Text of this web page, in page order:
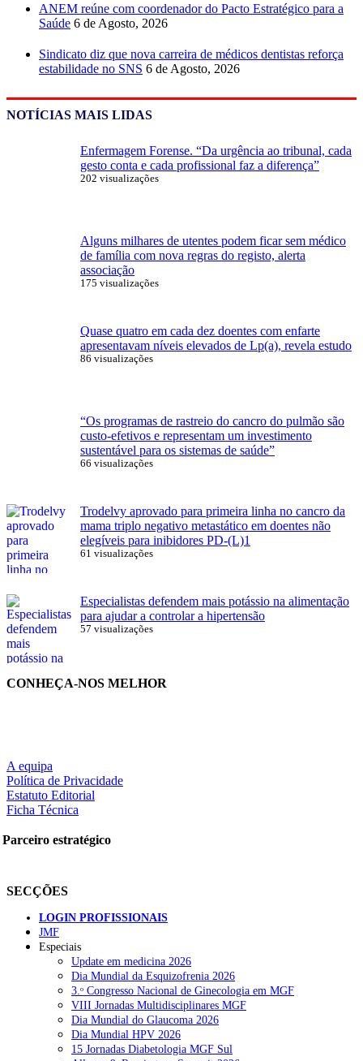
ANEM reúne com coordenador do Pacto Estratégico para a
Saúde 6 de Agosto, 2026
Sindicato diz que nova carreira de médicos dentistas reforça
estabilidade no SNS 6 de Agosto, 2026
NOTÍCIAS MAIS LIDAS
Enfermagem Forense. “Da urgência ao tribunal, cada
gesto conta e cada profissional faz a diferença”
202 visualizações
Alguns milhares de utentes podem ficar sem médico
de família com nova regras do registo, alerta
associação
175 visualizações
Quase quatro em cada dez doentes com enfarte
apresentavam níveis elevados de Lp(a), revela estudo
86 visualizações
“Os programas de rastreio do cancro do pulmão são
custo-efetivos e representam um investimento
sustentável para os sistemas de saúde”
66 visualizações
Trodelvy aprovado para primeira linha no cancro da
mama triplo negativo metastático em doentes não
elegíveis para inibidores PD-(L)1
61 visualizações
Especialistas defendem mais potássio na alimentação
para ajudar a controlar a hipertensão
57 visualizações
CONHEÇA-NOS MELHOR
A equipa
Política de Privacidade
Estatuto Editorial
Ficha Técnica
Parceiro estratégico
SECÇÕES
LOGIN PROFISSIONAIS
JMF
Especiais
Update em medicina 2026
Dia Mundial da Esquizofrenia 2026
3.ᵒ Congresso Nacional de Ginecologia em MGF
VIII Jornadas Multidisciplinares MGF
Dia Mundial do Glaucoma 2026
Dia Mundial HPV 2026
15 Jornadas Diabetologia MGF Sul